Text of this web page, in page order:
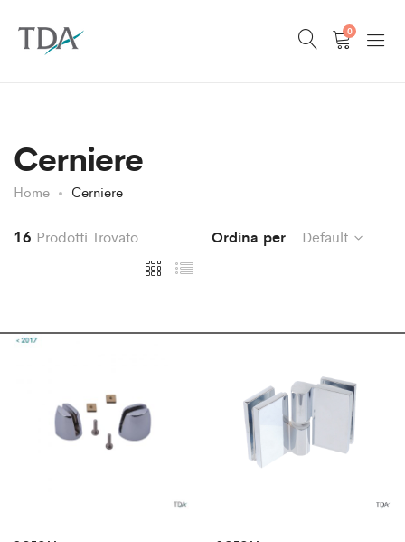
0
Cerniere
Home Cerniere
16 Prodotti Trovato Ordina per Default